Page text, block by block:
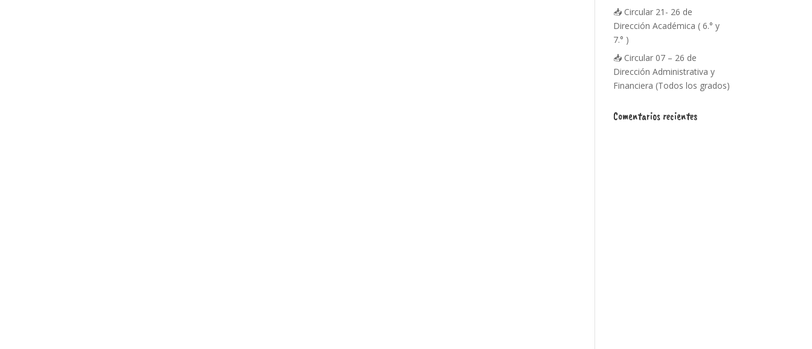
📥 Circular 21- 26 de
Dirección Académica ( 6.° y
7.° )
📥 Circular 07 – 26 de
Dirección Administrativa y
Financiera (Todos los grados)
Comentarios recientes